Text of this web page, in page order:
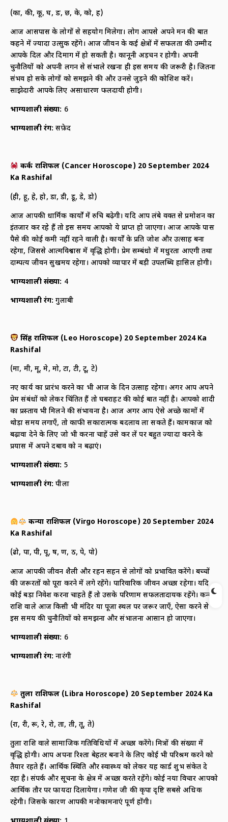
(का, की, कू, घ, ङ, छ, के, को, ह)
आज आसपास के लोगों से सहयोग मिलेगा। लोग आपसे अपने मन की बात
कहने में ज्यादा उत्सुक रहेंगे। आज जीवन के कई क्षेत्रों में सफलता की उम्मीद
आपके दिल और दिमाग में हो सकती है। कानूनी अड़चन दूर होगी। अपनी
चुनौतियों को अपनी लगन से संभाले रखना ही इस समय की जरूरी है। जितना
संभव हो सके लोगों को समझने की और उनसे जुड़ने की कोशिश करें।
साझेदारी आपके लिए असाधारण फलदायी होगी।
भाग्यशाली संख्या: 6
भाग्यशाली रंग: सफ़ेद
कर्क राशिफल (Cancer Horoscope) 20 September 2024
Ka Rashifal
(ही, हू, हे, हो, डा, डी, डू, डे, डो)
आज आपकी धार्मिक कार्यों में रुचि बढ़ेगी। यदि आप लंबे वक्त से प्रमोशन का
इंतजार कर रहे हैं तो इस समय आपको ये प्राप्त हो जाएगा। आज आपके पास
पैसे की कोई कमी नहीं रहने वाली है। कार्यों के प्रति जोश और उत्साह बना
रहेगा, जिससे आत्मविश्वास में वृद्धि होगी। प्रेम सम्बंधो में मधुरता आएगी तथा
दाम्पत्य जीवन सुखमय रहेगा। आपको व्यापार में बड़ी उपलब्धि हासिल होगी।
भाग्यशाली संख्या: 4
भाग्यशाली रंग: गुलाबी
सिंह राशिफल (Leo Horoscope) 20 September 2024 Ka
Rashifal
(मा, मी, मू, मे, मो, टा, टी, टू, टे)
नए कार्य का प्रारंभ करने का भी आज के दिन उत्साह रहेगा। अगर आप अपने
प्रेम संबंधों को लेकर चिंतित हैं तो घबराहट की कोई बात नहीं है। आपको शादी
का प्रस्ताव भी मिलने की संभावना है। आज अगर आप ऐसे अच्छे कामों में
थोड़ा समय लगाएँ, तो काफी सकारात्मक बदलाव ला सकते हैं। कामकाज को
बढ़ावा देने के लिए जो भी करना चाहें उसे कर लें पर बहुत ज्यादा करने के
प्रयास में अपने दबाव को न बढ़ाएं।
भाग्यशाली संख्या: 5
भाग्यशाली रंग: पीला
कन्या राशिफल (Virgo Horoscope) 20 September 2024
Ka Rashifal
(ढो, पा, पी, पू, ष, ण, ठ, पे, पो)
आज आपकी जीवन शैली और रहन सहन से लोगों को प्रभावित करेंगे। बच्चों
की जरूरतों को पूरा करने में लगे रहेंगे। पारिवारिक जीवन अच्छा रहेगा। यदि
कोई बड़ा निवेश करना चाहते हैं तो उसके परिणाम सफलतादायक रहेंगे। कन्या
राशि वाले आज किसी भी मंदिर या पूजा स्थल पर जरूर जाएँ, ऐसा करने से
इस समय की चुनौतियों को समझना और संभालना आसान हो जाएगा।
भाग्यशाली संख्या: 6
भाग्यशाली रंग: नारंगी
तुला राशिफल (Libra Horoscope) 20 September 2024 Ka
Rashifal
(रा, री, रू, रे, रो, ता, ती, तू, ते)
तुला राशि वाले सामाजिक गतिविधियों में अच्छा करेंगे। मित्रों की संख्या में
वृद्धि होगी। आप अपना रिश्ता बेहतर बनाने के लिए कोई भी परिश्रम करने को
तैयार रहते हैं। आर्थिक स्थिति और स्वास्थ्य को लेकर यह कार्ड शुभ संकेत दे
रहा है। संपर्क और सूचना के क्षेत्र में अच्छा करते रहेंगे। कोई नया विचार आपको
आर्थिक तौर पर फायदा दिलायेगा। गणेश जी की कृपा दृष्टि सबसे अधिक
रहेगी। जिसके कारण आपकी मनोकामनाएं पूर्ण होंगी।